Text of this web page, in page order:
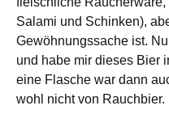
Salami und Schinken),
Gewöhnungssache ist.
und habe mir dieses Bier
eine Flasche war dann
wohl nicht von Rauchbier.